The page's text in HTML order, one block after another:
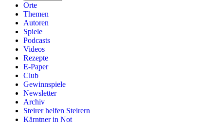
Orte
Themen
Autoren
Spiele
Podcasts
Videos
Rezepte
E-Paper
Club
Gewinnspiele
Newsletter
Archiv
Steirer helfen Steirern
Kärntner in Not